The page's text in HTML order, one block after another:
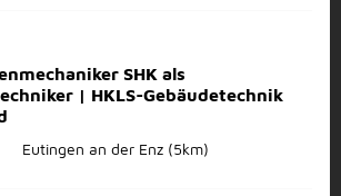
SHK als
| HKLS-Gebäudetechnik
Eutingen an der Enz (5km)